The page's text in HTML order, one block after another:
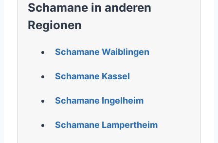
Schamane in anderen
Regionen
Schamane Waiblingen
Schamane Kassel
Schamane Ingelheim
Schamane Lampertheim